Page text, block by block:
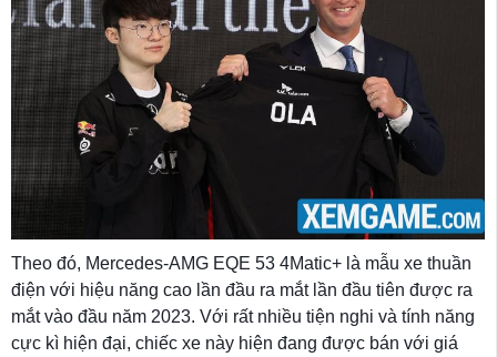
Theo đó, Mercedes-AMG EQE 53 4Matic+ là mẫu xe thuần
điện với hiệu năng cao lần đầu ra mắt lần đầu tiên được ra
mắt vào đầu năm 2023. Với rất nhiều tiện nghi và tính năng
cực kì hiện đại, chiếc xe này hiện đang được bán với giá